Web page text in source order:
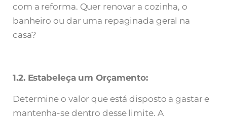
com a reforma. Quer renovar a cozinha, o
banheiro ou dar uma repaginada geral na
casa?
1.2. Estabeleça um Orçamento:
Determine o valor que está disposto a gastar e
mantenha-se dentro desse limite. A